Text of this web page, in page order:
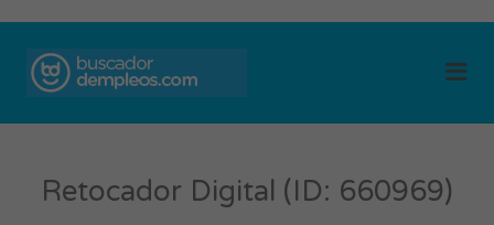
Retocador Digital (ID: 660969)